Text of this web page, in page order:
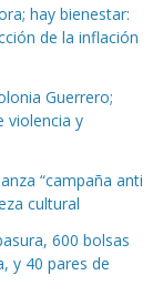
hay bienestar:
de la inflación
Guerrero;
violencia y
“campaña anti
cultural
600 bolsas
y 40 pares de